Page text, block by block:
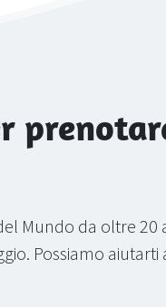
Mundo da oltre 20
Possiamo aiutarti